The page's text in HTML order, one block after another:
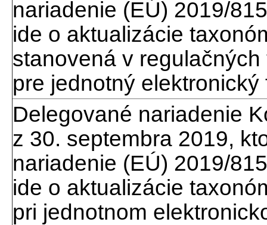
nariadenie (EÚ) 2019/
ide o aktualizácie
stanovená v
pre jednotný
Delegované nariadenie
z 30. septembra 2019,
nariadenie (EÚ) 2019/
ide o aktualizácie
pri jednotnom